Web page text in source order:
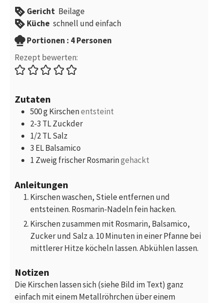
Gericht Beilage
Küche schnell und einfach
Portionen
Portionen : 4Personen
Rezept bewerten:
Zutaten
500gKirschenentsteint
2-3 TLZuckder
1/2TLSalz
3 ELBalsamico
1 Zweigfrischer Rosmaringehackt
Anleitungen
Kirschen waschen, Stiele entfernen und
entsteinen. Rosmarin-Nadeln fein hacken.
Kirschen zusammen mit Rosmarin, Balsamico,
Zucker und Salz a. 10 Minuten in einer Pfanne bei
mittlerer Hitze köcheln lassen. Abkühlen lassen.
Notizen
Die Kirschen lassen sich (siehe Bild im Text) ganz
einfach mit einem Metallröhrchen über einem